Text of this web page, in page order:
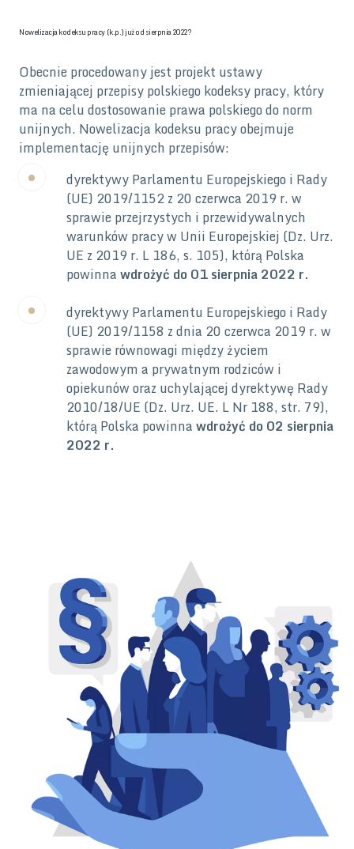
Nowelizacja kodeksu pracy (k.p.) już od sierpnia 2022?
Obecnie procedowany jest projekt ustawy
zmieniającej przepisy polskiego kodeksy pracy, który
ma na celu dostosowanie prawa polskiego do norm
unijnych. Nowelizacja kodeksu pracy obejmuje
implementację unijnych przepisów:
dyrektywy Parlamentu Europejskiego i Rady
(UE) 2019/1152 z 20 czerwca 2019 r. w
sprawie przejrzystych i przewidywalnych
warunków pracy w Unii Europejskiej (Dz. Urz.
UE z 2019 r. L 186, s. 105), którą Polska
powinnawdrożyć do 01 sierpnia 2022 r.
dyrektywy Parlamentu Europejskiego i Rady
(UE) 2019/1158 z dnia 20 czerwca 2019 r. w
sprawie równowagi między życiem
zawodowym a prywatnym rodziców i
opiekunów oraz uchylającej dyrektywę Rady
2010/18/UE (Dz. Urz. UE. L Nr 188, str. 79),
którą Polska powinnawdrożyć do 02 sierpnia
2022 r.